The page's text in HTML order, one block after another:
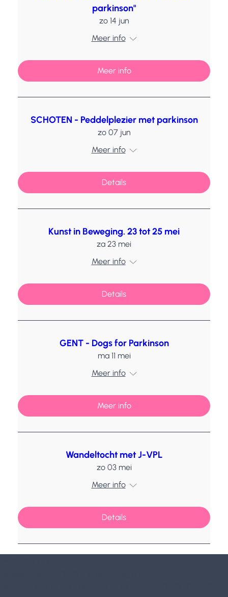
parkinson"
zo 14 jun
Meer info
Meer info
SCHOTEN - Peddelplezier met parkinson
zo 07 jun
Meer info
Details
Kunst in Beweging. 23 tot 25 mei
za 23 mei
Meer info
Details
GENT - Dogs for Parkinson
ma 11 mei
Meer info
Meer info
Wandeltocht met J-VPL
zo 03 mei
Meer info
Details